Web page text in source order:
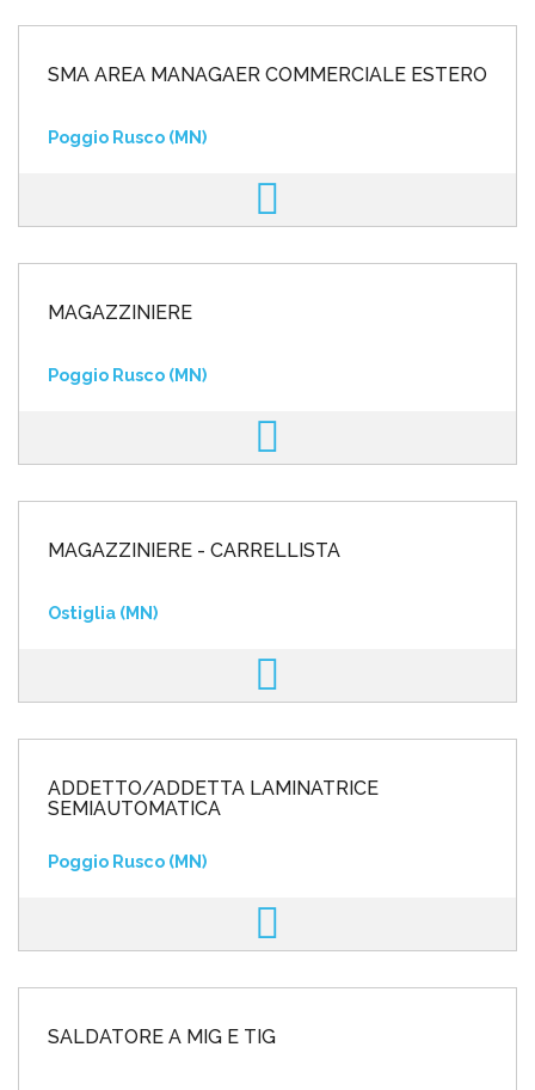
SMA AREA MANAGAER COMMERCIALE ESTERO
Poggio Rusco (MN)
MAGAZZINIERE
Poggio Rusco (MN)
MAGAZZINIERE - CARRELLISTA
Ostiglia (MN)
ADDETTO/ADDETTA LAMINATRICE
SEMIAUTOMATICA
Poggio Rusco (MN)
SALDATORE A MIG E TIG